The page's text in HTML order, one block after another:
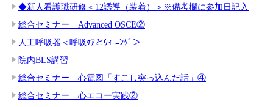
◆新人看護職研修＜12誘導（装着）＞※備考欄に参加日記入
総合セミナー Advanced OSCE②
人工呼吸器＜呼吸ｹｱとｳｨ-ﾆﾝｸﾞ＞
院内BLS講習
総合セミナー 心電図「すこし突っ込んだ話」④
総合セミナー 心エコー実践②